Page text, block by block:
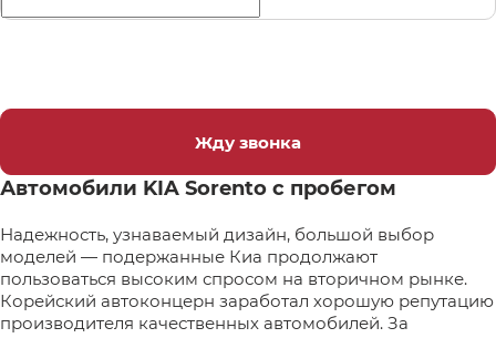
Жду звонка
Автомобили KIA Sorento с пробегом
Надежность, узнаваемый дизайн, большой выбор
моделей — подержанные Киа продолжают
пользоваться высоким спросом на вторичном рынке.
Корейский автоконцерн заработал хорошую репутацию
производителя качественных автомобилей. За